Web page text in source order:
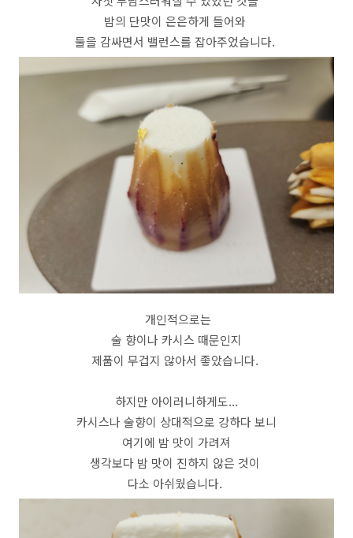
밤의 단맛이 은은하게 들어와
둘을 감싸면서 밸런스를 잡아주었습니다.
개인적으로는
술 향이나 카시스 때문인지
제품이 무겁지 않아서 좋았습니다.
하지만 아이러니하게도...
카시스나 술향이 상대적으로 강하다 보니
여기에 밤 맛이 가려져
생각보다 밤 맛이 진하지 않은 것이
다소 아쉬웠습니다.